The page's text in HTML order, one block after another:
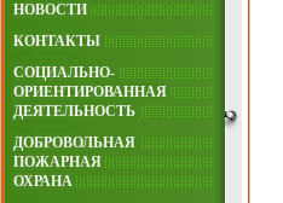
НОВОСТИ
КОНТАКТЫ
СОЦИАЛЬНО-
ОРИЕНТИРОВАННАЯ
ДЕЯТЕЛЬНОСТЬ
ДОБРОВОЛЬНАЯ
ПОЖАРНАЯ
ОХРАНА